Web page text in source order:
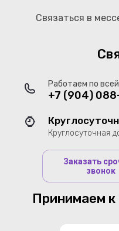
Связаться в
Работаем по
+7 (904)
Круглосуточная
Заказать
звонок
Принимаем к